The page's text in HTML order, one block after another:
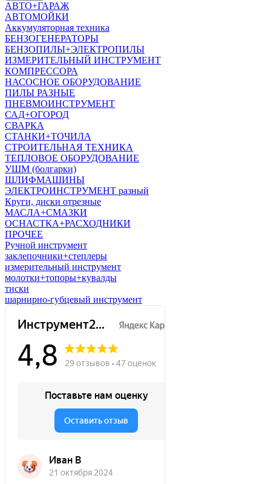
АВТО+ГАРАЖ
АВТОМОЙКИ
Аккумуляторная техника
БЕНЗОГЕНЕРАТОРЫ
БЕНЗОПИЛЫ+ЭЛЕКТРОПИЛЫ
ИЗМЕРИТЕЛЬНЫЙ ИНСТРУМЕНТ
КОМПРЕССОРА
НАСОСНОЕ ОБОРУДОВАНИЕ
ПИЛЫ РАЗНЫЕ
ПНЕВМОИНСТРУМЕНТ
САД+ОГОРОД
СВАРКА
СТАНКИ+ТОЧИЛА
СТРОИТЕЛЬНАЯ ТЕХНИКА
ТЕПЛОВОЕ ОБОРУДОВАНИЕ
УШМ (болгарки)
ШЛИФМАШИНЫ
ЭЛЕКТРОИНСТРУМЕНТ разный
Круги, диски отрезные
МАСЛА+СМАЗКИ
ОСНАСТКА+РАСХОДНИКИ
ПРОЧЕЕ
Ручной инструмент
заклепочники+степлеры
измерительный инструмент
молотки+топоры+кувалды
тиски
шарнирно-губцевый инструмент